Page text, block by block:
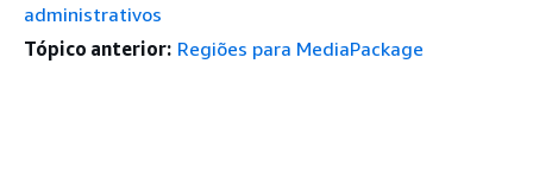
administrativos
Tópico anterior: Regiões para MediaPackage